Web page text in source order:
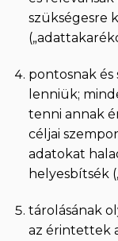
szükségesre
pontosnak és
lenniük;
tenni annak
céljai
adatokat
helyesbítsék
tárolásának
az érintettek